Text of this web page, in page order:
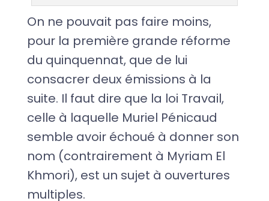
On ne pouvait pas faire moins,
pour la première grande réforme
du quinquennat, que de lui
consacrer deux émissions à la
suite. Il faut dire que la loi Travail,
celle à laquelle Muriel Pénicaud
semble avoir échoué à donner son
nom (contrairement à Myriam El
Khmori), est un sujet à ouvertures
multiples.